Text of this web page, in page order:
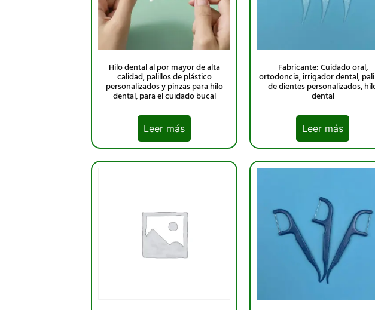
Hilo dental al por mayor de alta
calidad, palillos de plástico
personalizados y pinzas para hilo
dental, para el cuidado bucal
Leer más
Fabricante: Cuidado oral,
ortodoncia, irrigador dental,
de dientes personalizados,
dental
Leer más